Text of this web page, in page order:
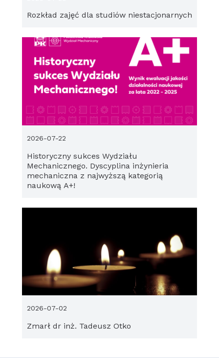
Rozkład zajęć dla studiów niestacjonarnych
Historyczny sukces Wydziału
Mechanicznego. Dyscyplina inżynieria
mechaniczna z najwyższą kategorią
naukową A+!
2026-07-22
Zmarł dr inż. Tadeusz Otko
2026-07-02